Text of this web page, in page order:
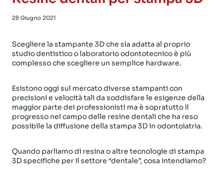
28 Giugno 2021
Scegliere la stampante 3D che sia adatta al proprio
studio dentistico o laboratorio odontotecnico è più
complesso che scegliere un semplice hardware.
Esistono oggi sul mercato diverse stampanti con
precisioni e velocità tali da soddisfare le esigenze della
maggior parte dei professionisti ma è sopratutto il
progresso nel campo delle resine dentali che ha reso
possibile la diffusione della stampa 3D in odontoiatria.
Quando parliamo di resina o altre tecnologie di stampa
3D specifiche per il settore “dentale”, cosa intendiamo?